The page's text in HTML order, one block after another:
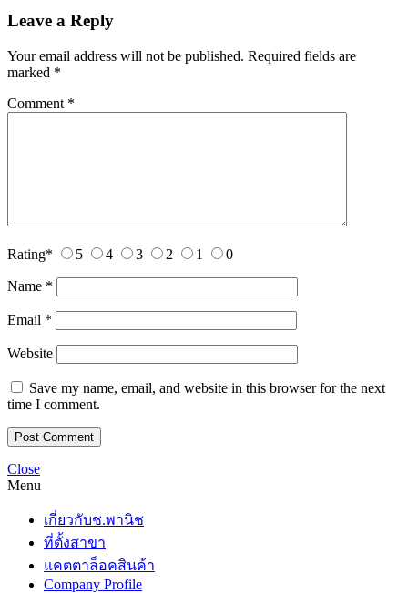
Leave a Reply
Your email address will not be published. Required fields are
marked *
Comment *
Rating* 5 4 3 2 1 0
Name *
Email *
Website
Save my name, email, and website in this browser for the next
time I comment.
Close
Menu
เกี่ยวกับช.พานิช
ที่ตั้งสาขา
แคตตาล็อคสินค้า
Company Profile